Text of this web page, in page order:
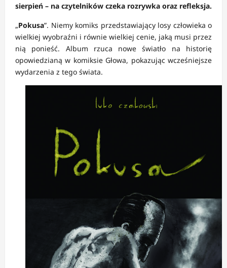
sierpień – na czytelników czeka rozrywka oraz refleksja.
„Pokusa”. Niemy komiks przedstawiający losy człowieka o
wielkiej wyobraźni i równie wielkiej cenie, jaką musi przez
nią ponieść. Album rzuca nowe światło na historię
opowiedzianą w komiksie Głowa, pokazując wcześniejsze
wydarzenia z tego świata.